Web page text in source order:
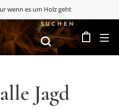
wenn es um Holz geht
SUCHEN
Jagd